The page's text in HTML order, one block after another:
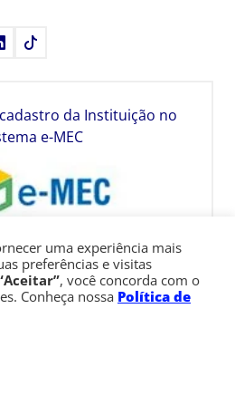
LinkedIn
da Instituição no
e-MEC
uma experiência mais
preferências e visitas
, você concorda com o
Conheça nossa Política de